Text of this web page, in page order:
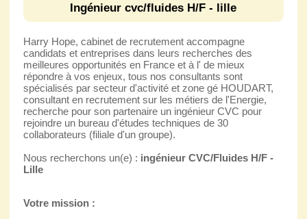
Ingénieur cvc/fluides H/F - lille
Harry Hope, cabinet de recrutement accompagne
candidats et entreprises dans leurs recherches des
meilleures opportunités en France et à l' de mieux
répondre à vos enjeux, tous nos consultants sont
spécialisés par secteur d'activité et zone gé HOUDART,
consultant en recrutement sur les métiers de l'Energie,
recherche pour son partenaire un ingénieur CVC pour
rejoindre un bureau d'études techniques de 30
collaborateurs (filiale d'un groupe).
Nous recherchons un(e) : ingénieur CVC/Fluides H/F -
Lille
Votre mission :